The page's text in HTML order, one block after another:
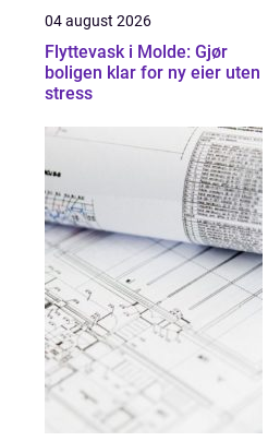
04 august 2026
Flyttevask i Molde: Gjør
boligen klar for ny eier uten
stress